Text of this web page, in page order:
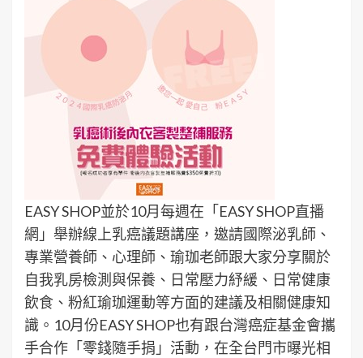
EASY SHOP並於10月每週在「EASY SHOP直播
網」舉辦線上乳癌議題講座，邀請國際泌乳師、
專業營養師、心理師、瑜珈老師跟大家分享關於
自我乳房檢測與保養、日常壓力紓緩、日常健康
飲食、粉紅瑜珈運動等方面的建議及相關健康知
識。10月份EASY SHOP也有跟台灣癌症基金會攜
手合作「零錢隨手捐」活動，在全台門市曝光相